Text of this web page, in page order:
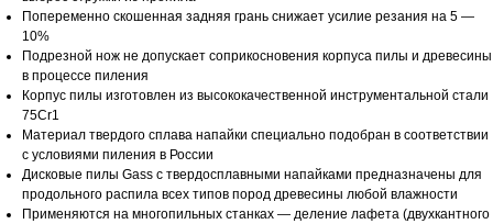
Попеременно скошенная задняя грань снижает усилие резания на 5 —
10%
Подрезной нож не допускает соприкосновения корпуса пилы и древесины
в процессе пиления
Корпус пилы изготовлен из высококачественной инструментальной стали
75Cr1
Материал твердого сплава напайки специально подобран в соответствии
с условиями пиления в России
Дисковые пилы Gass с твердосплавными напайками предназначены для
продольного распила всех типов пород древесины любой влажности
Применяются на многопильных станках — деление лафета (двухкантного